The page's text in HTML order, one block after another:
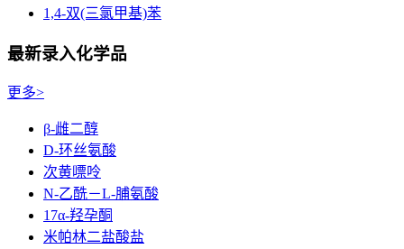
1,4-双(三氯甲基)苯
最新录入化学品
更多>
β-雌二醇
D-环丝氨酸
次黄嘌呤
N-乙酰－L-脯氨酸
17α-羟孕酮
米帕林二盐酸盐